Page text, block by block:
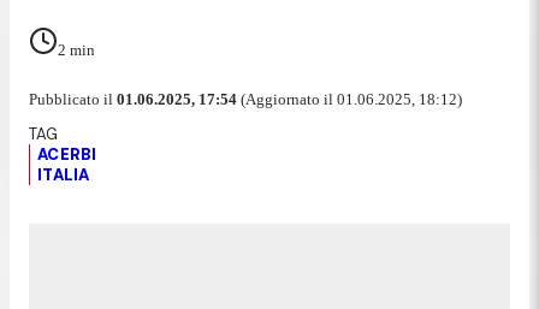
2 min
Pubblicato il 01.06.2025, 17:54 (Aggiornato il 01.06.2025, 18:12)
ACERBI
ITALIA